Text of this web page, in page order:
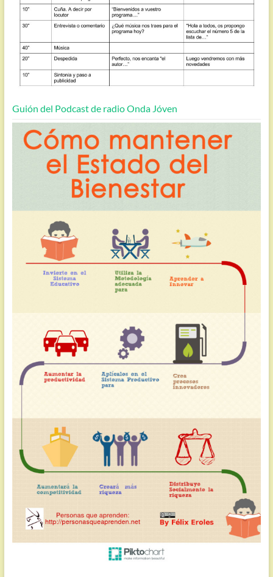
Guión del Podcast de radio Onda Jóven